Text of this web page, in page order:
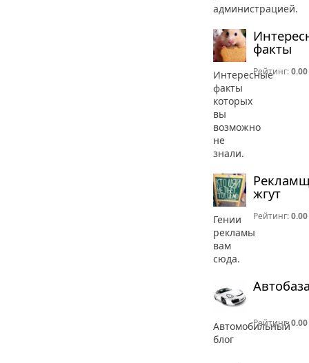
администрацией.
факты
Интересные
факты
которых
вы
возможно
не
знали.
Рейтинг:0.00
жгут
Гении
рекламы
вам
сюда.
Рейтинг:0.00
Автомобильный
блог
Рейтинг:0.00